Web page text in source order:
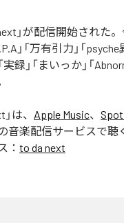
」が配信開始された
」「万有引力」「
実録」「まいっか」「
」は、 Apple Music、
音楽配信サービスで聴
： to da next